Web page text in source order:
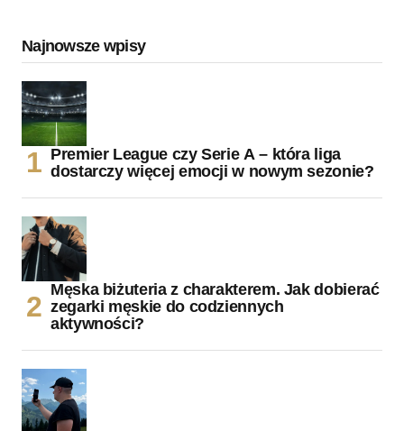
Najnowsze wpisy
Premier League czy Serie A – która liga
dostarczy więcej emocji w nowym sezonie?
Męska biżuteria z charakterem. Jak dobierać
zegarki męskie do codziennych
aktywności?